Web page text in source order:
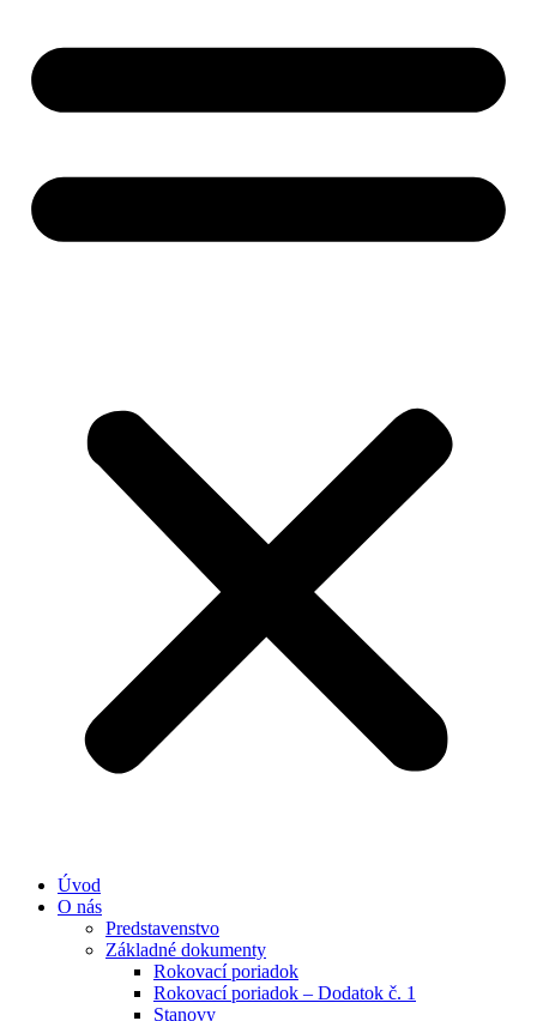
Úvod
O nás
Predstavenstvo
Základné dokumenty
Rokovací poriadok
Rokovací poriadok – Dodatok č. 1
Stanovy